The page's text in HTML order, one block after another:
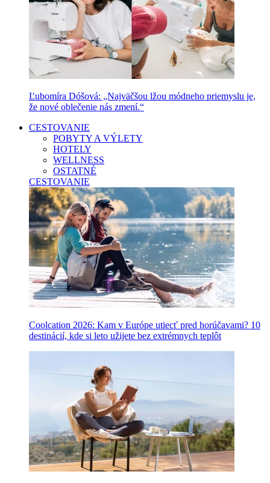
Ľubomíra Dóšová: „Najväčšou lžou módneho priemyslu je,
že nové oblečenie nás zmení.“
CESTOVANIE
POBYTY A VÝLETY
HOTELY
WELLNESS
OSTATNÉ
CESTOVANIE
Coolcation 2026: Kam v Európe utiecť pred horúčavami? 10
destinácií, kde si leto užijete bez extrémnych teplôt